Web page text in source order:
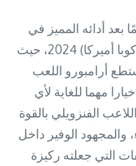
البالغ من العمر 23 عامًا بعد أدائه المميز في
بطولة كأس أمم أمريكا الجنوبية (كوبا أميركا) 2024، حيث
أرامبورو اللعب
مهما للغاية لأي
الفنزويلي بالقوة
والمجهود الوفير داخل
التي جعلته ركيزة